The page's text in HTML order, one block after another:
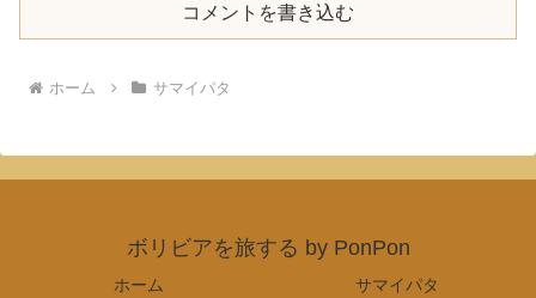
コメントを書き込む
ホーム サマイパタ
ボリビアを旅する by PonPon
ホーム
サマイパタ